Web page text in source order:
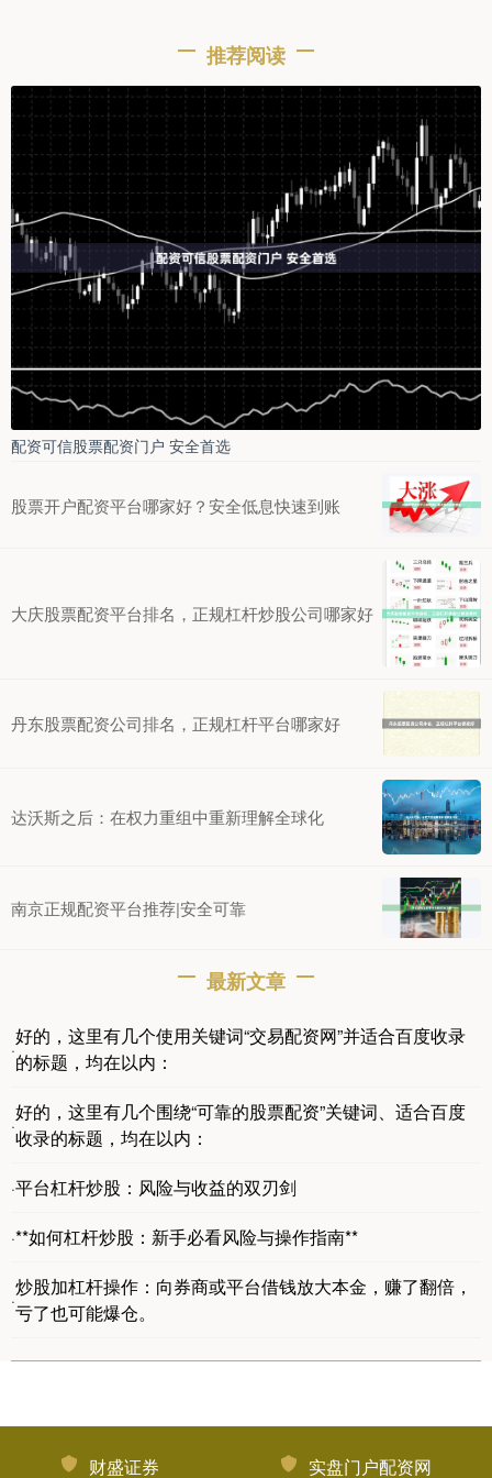
推荐阅读
配资可信股票配资门户 安全首选
股票开户配资平台哪家好？安全低息快速到账
大庆股票配资平台排名，正规杠杆炒股公司哪家好
丹东股票配资公司排名，正规杠杆平台哪家好
达沃斯之后：在权力重组中重新理解全球化
南京正规配资平台推荐|安全可靠
最新文章
·
好的，这里有几个使用关键词“交易配资网”并适合百度收录
的标题，均在以内：
·
好的，这里有几个围绕“可靠的股票配资”关键词、适合百度
收录的标题，均在以内：
·平台杠杆炒股：风险与收益的双刃剑
·**如何杠杆炒股：新手必看风险与操作指南**
·
炒股加杠杆操作：向券商或平台借钱放大本金，赚了翻倍，
亏了也可能爆仓。
财盛证券 实盘门户配资网